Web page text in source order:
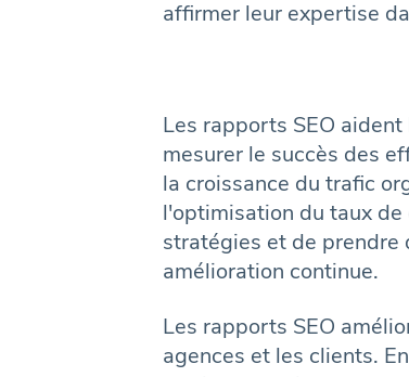
affirmer leur expertise
Les rapports SEO
mesurer le succès des
la croissance du trafic
l'optimisation du taux
stratégies et de prendre
amélioration continue.
Les rapports SEO
agences et les clients.